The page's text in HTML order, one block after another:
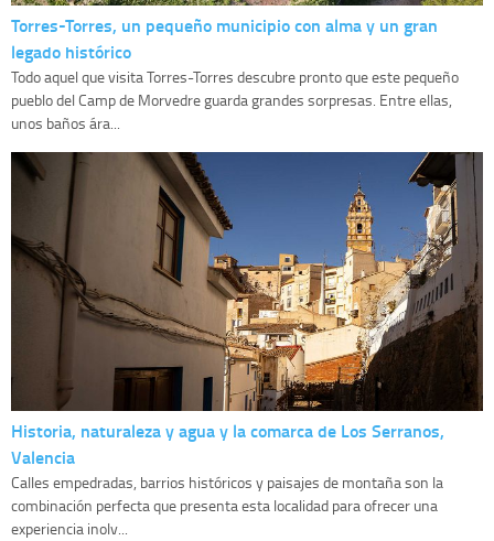
Torres-Torres, un pequeño municipio con alma y un gran
legado histórico
Todo aquel que visita Torres-Torres descubre pronto que este pequeño
pueblo del Camp de Morvedre guarda grandes sorpresas. Entre ellas,
unos baños ára...
Historia, naturaleza y agua y la comarca de Los Serranos,
Valencia
Calles empedradas, barrios históricos y paisajes de montaña son la
combinación perfecta que presenta esta localidad para ofrecer una
experiencia inolv...